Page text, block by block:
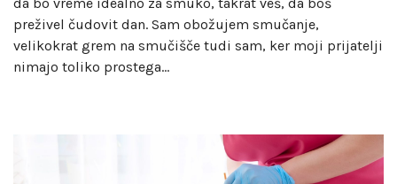
preživel čudovit dan. Sam obožujem smučanje,
velikokrat grem na smučišče tudi sam, ker moji prijatelji
nimajo toliko prostega…